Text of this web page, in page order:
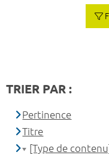
TRIER PAR :
Pertinence
Titre
[Type de